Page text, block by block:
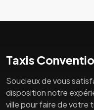
Taxis
Soucieux de vous
disposition notre
ville pour faire de votre